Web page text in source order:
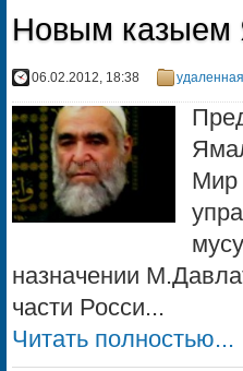
Новым казыем
06.02.2012, 18:38
Мир
назначении
части Росси...
Читать полностью...